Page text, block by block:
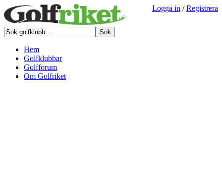
Logga in /Registrera
Hem
Golfklubbar
Golfforum
Om Golfriket